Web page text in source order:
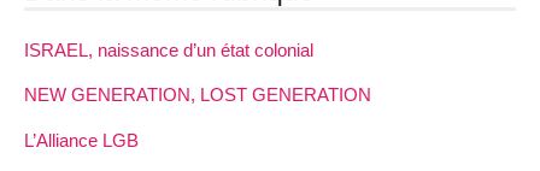
ISRAEL, naissance d’un état colonial
NEW GENERATION, LOST GENERATION
L’Alliance LGB